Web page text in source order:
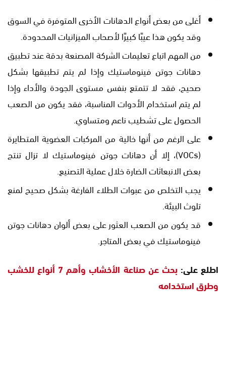
أغلى من بعض أنواع الدهانات الأخرى المتوفرة في السوق
وقد يكون هذا عيبًا كبيرًا لأصحاب الميزانيات المحدودة.
من المهم اتباع تعليمات الشركة المصنعة بدقة عند تطبيق
دهانات جوتن فينوماستيك وإذا لم يتم تطبيقها بشكل
صحيح، فقد لا تتمتع بنفس مستوى الجودة والأداء وإذا
لم يتم استخدام الأدوات المناسبة، فقد يكون من الصعب
الحصول على تشطيب ناعم ومتساوي.
على الرغم من أنها خالية من المركبات العضوية المتطايرة
(VOCs)، إلا أن دهانات جوتن فينوماستيك لا تزال تنتج
بعض الانبعاثات الضارة خلال عملية التصنيع.
يجب التخلص من عبوات الطلاء الفارغة بشكل صحيح لمنع
تلوث البيئة.
قد يكون من الصعب العثور على بعض ألوان دهانات جوتن
فينوماستيك في بعض المتاجر.
اطلع على:
بحث عن صناعة الأخشاب وأهم 7 أنواع للخشب
وطرق استخدامه